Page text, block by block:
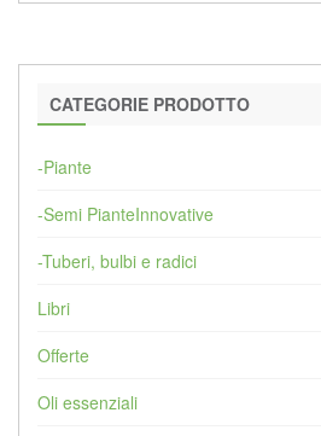
CATEGORIE PRODOTTO
-Piante
-Semi PianteInnovative
-Tuberi, bulbi e radici
Libri
Offerte
Oli essenziali